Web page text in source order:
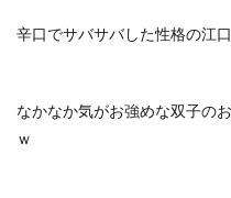
辛口でサバサバした性格の江
なかなか気がお強めな双子の
ｗ